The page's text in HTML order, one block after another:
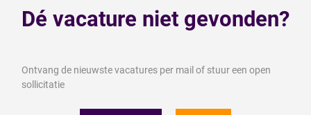
Dé vacature niet gevonden?
Ontvang de nieuwste vacatures per mail of stuur een open
sollicitatie